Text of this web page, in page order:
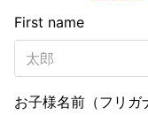
First name
お子様名前（フリガ